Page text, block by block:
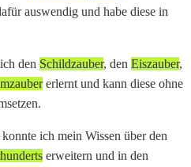
auswendig und habe diese in
den Schildzauber, denEiszauber,
erlernt und kann diese ohne
ich mein Wissen über den
erweitern und in den